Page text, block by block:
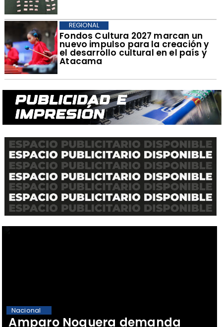
​Fondos Cultura 2027 marcan un
nuevo impulso para la creación y
el desarrollo cultural en el país y
Atacama
REGIONAL
Amparo Noguera demanda
Nacional